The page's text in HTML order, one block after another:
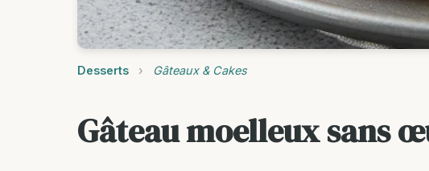
Desserts › Gâteaux & Cakes
Gâteau moelleux sans